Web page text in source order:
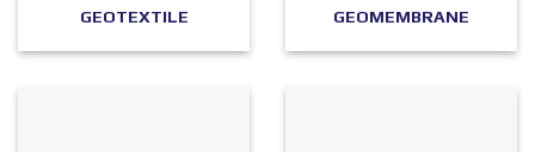
GEOTEXTILE GEOMEMBRANE